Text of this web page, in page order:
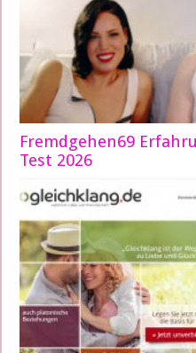
Fremdgehen69
Test 2026